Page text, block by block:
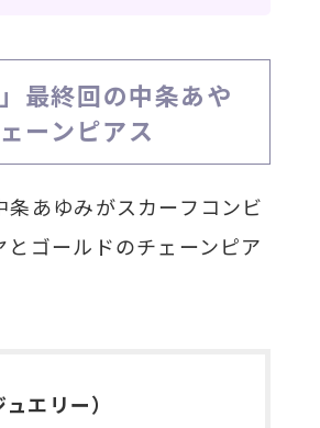
最終回の中条あや
ーンピアス
あゆみがスカーフコンビ
ゴールドのチェーンピア
エリー）